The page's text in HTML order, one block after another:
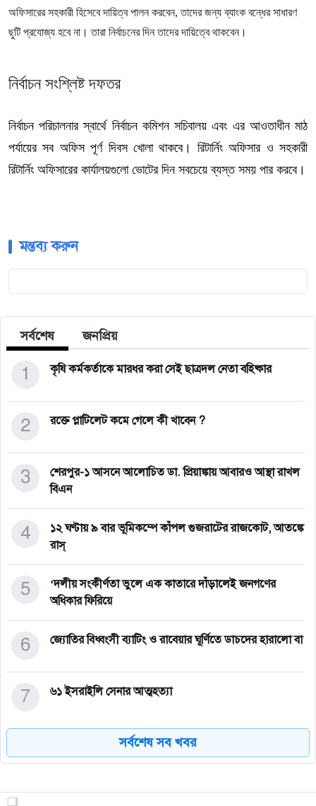
অফিসারের সহকারী হিসেবে দায়িত্ব পালন করবেন, তাদের জন্য ব্যাংক বন্ধের সাধারণ
ছুটি প্রযোজ্য হবে না। তারা নির্বাচনের দিন তাদের দায়িত্বে থাকবেন।
নির্বাচন সংশ্লিষ্ট দফতর
নির্বাচন পরিচালনার স্বার্থে নির্বাচন কমিশন সচিবালয় এবং এর আওতাধীন মাঠ
পর্যায়ের সব অফিস পূর্ণ দিবস খোলা থাকবে। রিটার্নিং অফিসার ও সহকারী
রিটার্নিং অফিসারের কার্যালয়গুলো ভোটের দিন সবচেয়ে ব্যস্ত সময় পার করবে।
মন্তব্য করুন
সর্বশেষ জনপ্রিয়
কৃষি কর্মকর্তাকে মারধর করা সেই ছাত্রদল নেতা বহিষ্কার
1
রক্তে প্লাটিলেট কমে গেলে কী খাবেন ?
2
শেরপুর-১ আসনে আলোচিত ডা. প্রিয়াঙ্কায় আবারও আস্থা রাখল
বিএন
3
১২ ঘণ্টায় ৯ বার ভূমিকম্পে কাঁপল গুজরাটের রাজকোট, আতঙ্কে
রাস্
4
‘দলীয় সংকীর্ণতা ভুলে এক কাতারে দাঁড়ালেই জনগণের
অধিকার ফিরিয়ে
5
জ্যোতির বিধ্বংসী ব্যাটিং ও রাবেয়ার ঘূর্ণিতে ডাচদের হারালো বা
6
৬১ ইসরাইলি সেনার আত্মহত্যা
7
হাসিনাকে ফেরাতে ভারতের ইতিবাচক সাড়া পাইনি: পররাষ্ট্র
উপদেষ্ট
সর্বশেষ সব খবর